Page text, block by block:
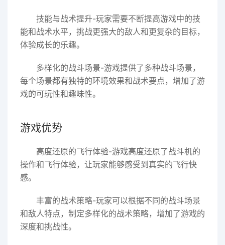
技能与战术提升-玩家需要不断提高游戏中的技
能和战术水平，挑战更强大的敌人和更复杂的目标，
体验成长的乐趣。
多样化的战斗场景-游戏提供了多种战斗场景，
每个场景都有独特的环境效果和战术要点，增加了游
戏的可玩性和趣味性。
游戏优势
高度还原的飞行体验-游戏高度还原了战斗机的
操作和飞行体验，让玩家能够感受到真实的飞行快
感。
丰富的战术策略-玩家可以根据不同的战斗场景
和敌人特点，制定多样化的战术策略，增加了游戏的
深度和挑战性。